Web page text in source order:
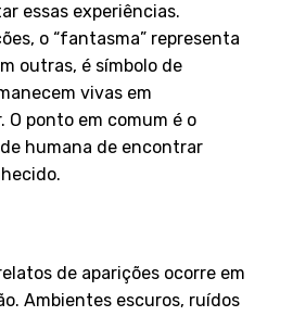
essas experiências.
o “fantasma” representa
outras, é símbolo de
vivas em
O ponto em comum é o
humana de encontrar
de aparições ocorre em
Ambientes escuros, ruídos